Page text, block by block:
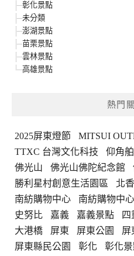
彰化景點
未分類
澎湖景點
苗栗景點
雲林景點
高雄景點
熱門
2025屏東燈節
MITSUI
TTXC 台灣文化科技
仰角
佛光山
佛光山佛陀紀念館
勝利星村創意生活園區
北
南紡購物中心
南紡購物中
史努比
嘉義 嘉義景點 四
大港橋
屏東 屏東公園 屏
屏東縣民公園
彰化 彰化